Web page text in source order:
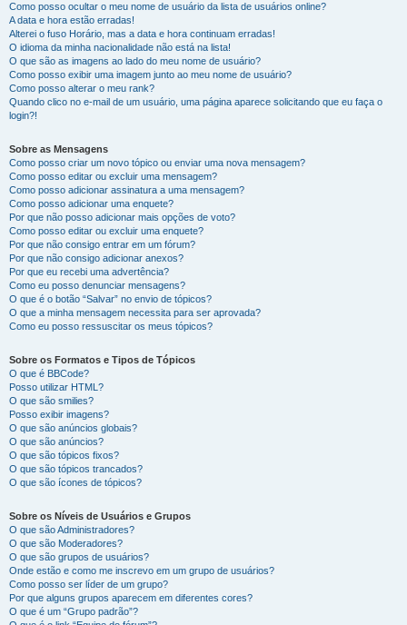
Como posso ocultar o meu nome de usuário da lista de usuários online?
A data e hora estão erradas!
Alterei o fuso Horário, mas a data e hora continuam erradas!
O idioma da minha nacionalidade não está na lista!
O que são as imagens ao lado do meu nome de usuário?
Como posso exibir uma imagem junto ao meu nome de usuário?
Como posso alterar o meu rank?
Quando clico no e-mail de um usuário, uma página aparece solicitando que eu faça o
login?!
Sobre as Mensagens
Como posso criar um novo tópico ou enviar uma nova mensagem?
Como posso editar ou excluir uma mensagem?
Como posso adicionar assinatura a uma mensagem?
Como posso adicionar uma enquete?
Por que não posso adicionar mais opções de voto?
Como posso editar ou excluir uma enquete?
Por que não consigo entrar em um fórum?
Por que não consigo adicionar anexos?
Por que eu recebi uma advertência?
Como eu posso denunciar mensagens?
O que é o botão “Salvar” no envio de tópicos?
O que a minha mensagem necessita para ser aprovada?
Como eu posso ressuscitar os meus tópicos?
Sobre os Formatos e Tipos de Tópicos
O que é BBCode?
Posso utilizar HTML?
O que são smilies?
Posso exibir imagens?
O que são anúncios globais?
O que são anúncios?
O que são tópicos fixos?
O que são tópicos trancados?
O que são ícones de tópicos?
Sobre os Níveis de Usuários e Grupos
O que são Administradores?
O que são Moderadores?
O que são grupos de usuários?
Onde estão e como me inscrevo em um grupo de usuários?
Como posso ser líder de um grupo?
Por que alguns grupos aparecem em diferentes cores?
O que é um “Grupo padrão”?